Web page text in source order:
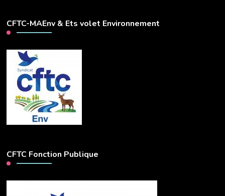
CFTC-MAEnv & Ets volet Environnement
CFTC Fonction Publique